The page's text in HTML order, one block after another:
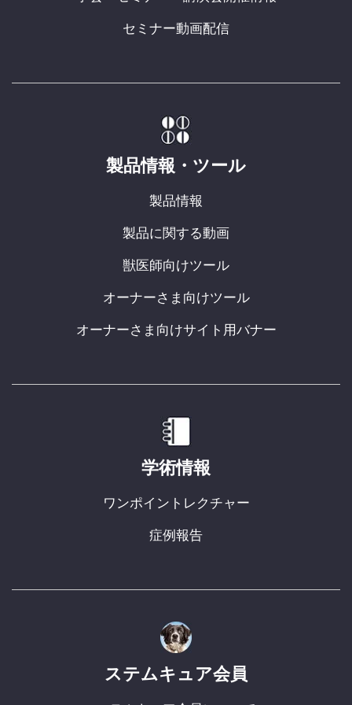
セミナー動画配信
製品情報・ツール
製品情報
製品に関する動画
獣医師向けツール
オーナーさま向けツール
オーナーさま向けサイト用バナー
学術情報
ワンポイントレクチャー
症例報告
ステムキュア会員